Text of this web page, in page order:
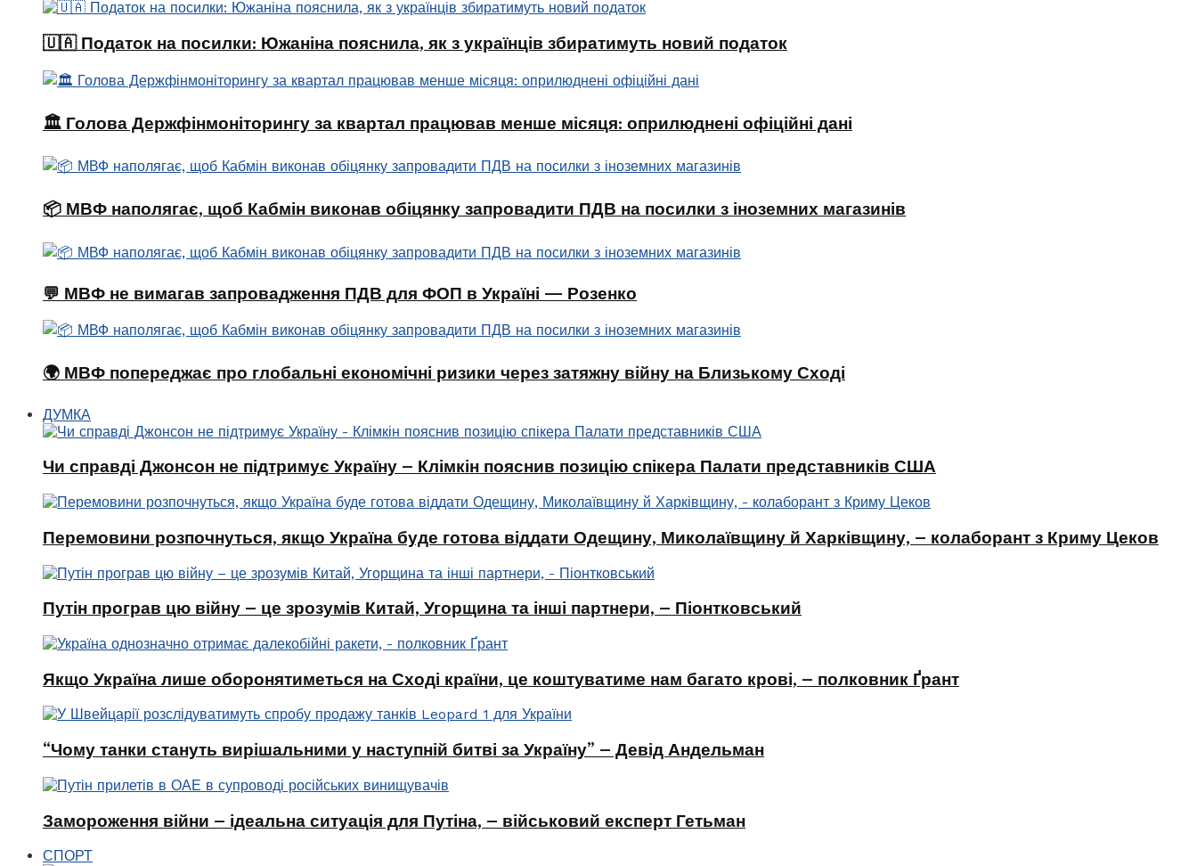
🇺🇦 Податок на посилки: Южаніна пояснила, як з українців збиратимуть новий податок
🏛 Голова Держфінмоніторингу за квартал працював менше місяця: оприлюднені офіційні дані
📦 МВФ наполягає, щоб Кабмін виконав обіцянку запровадити ПДВ на посилки з іноземних магазинів
💬 МВФ не вимагав запровадження ПДВ для ФОП в Україні — Розенко
🌍 МВФ попереджає про глобальні економічні ризики через затяжну війну на Близькому Сході
ДУМКА
Чи справді Джонсон не підтримує Україну – Клімкін пояснив позицію спікера Палати представників США
Перемовини розпочнуться, якщо Україна буде готова віддати Одещину, Миколаївщину й Харківщину, – колаборант з Криму Цеков
Путін програв цю війну – це зрозумів Китай, Угорщина та інші партнери, – Піонтковський
Якщо Україна лише оборонятиметься на Сході країни, це коштуватиме нам багато крові, – полковник Ґрант
“Чому танки стануть вирішальними у наступній битві за Україну” – Девід Андельман
Замороження війни – ідеальна ситуація для Путіна, – військовий експерт Гетьман
СПОРТ